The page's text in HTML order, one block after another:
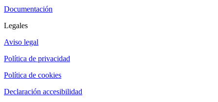
Documentación
Legales
Aviso legal
Política de privacidad
Política de cookies
Declaración accesibilidad